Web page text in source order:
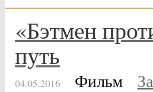
«Бэтмен
путь
04.05.2016 Фильм